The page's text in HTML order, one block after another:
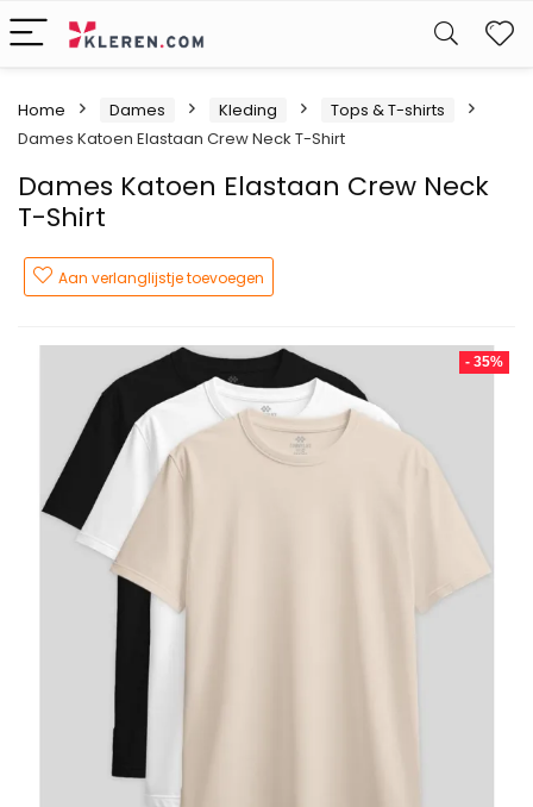
Home Dames Kleding
Tops & T-shirts
Dames Katoen Elastaan Crew Neck T-Shirt
Dames Katoen Elastaan Crew Neck
T-Shirt
Aan verlanglijstje toevoegen
- 35%